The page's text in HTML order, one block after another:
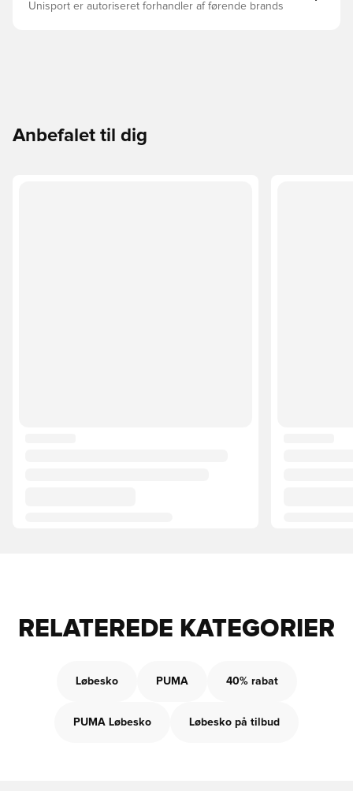
Unisport er autoriseret forhandler af førende brands
Anbefalet til dig
RELATEREDE KATEGORIER
Løbesko PUMA 40% rabat
PUMA Løbesko Løbesko på tilbud